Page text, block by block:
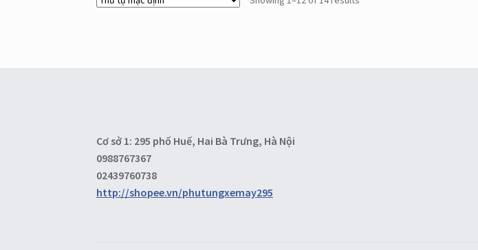
Cơ sở 1: 295 phố Huế, Hai Bà Trưng, Hà Nội
0988767367
02439760738
http://shopee.vn/phutungxemay295